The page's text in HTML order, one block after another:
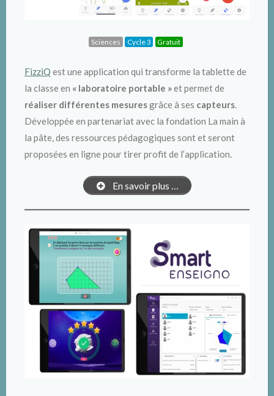
Sciences Cycle 3 Gratuit
FizziQ est une application qui transforme la tablette de
la classe en « laboratoire portable »et permet de
réaliser différentes mesuresgrâce à ses capteurs
Développée en partenariat avec la fondation La main à
la pâte, des ressources pédagogiques sont et seront
proposées en ligne pour tirer profit de l’application.
En savoir plus …